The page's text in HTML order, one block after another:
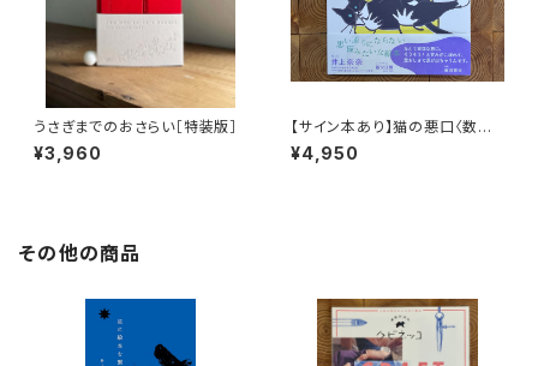
うさぎまでのおさらい［特装版］
¥3,960
【サイン本あり】猫の悪口〈数量
限定・オリジナルトート付き〉
¥4,950
その他の商品